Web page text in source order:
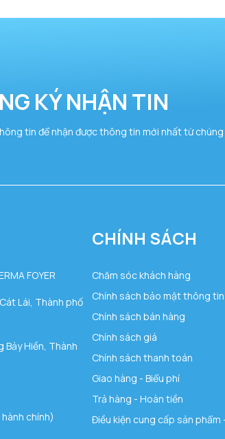
KÝ NHẬN TIN
tin để nhận được thông tin mới nhất từ chúng
FOYER
Lái, Thành phố
Bảy Hiền, Thành
chính)
CHÍNH SÁCH
Chăm sóc khách hàng
Chính sách bảo mật thông
Chính sách bán hàng
Chính sách giá
Chính sách thanh toán
Giao hàng - Biểu phí
Trả hàng - Hoàn tiền
Điều kiện cung cấp sản phẩm